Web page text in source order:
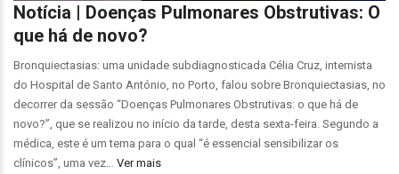
Notícia | Doenças Pulmonares Obstrutivas: O
que há de novo?
Bronquiectasias: uma unidade subdiagnosticada Célia Cruz, internista
do Hospital de Santo António, no Porto, falou sobre Bronquiectasias, no
decorrer da sessão “Doenças Pulmonares Obstrutivas: o que há de
novo?”, que se realizou no início da tarde, desta sexta-feira. Segundo a
médica, este é um tema para o qual “é essencial sensibilizar os
clínicos”, uma vez… Ver mais